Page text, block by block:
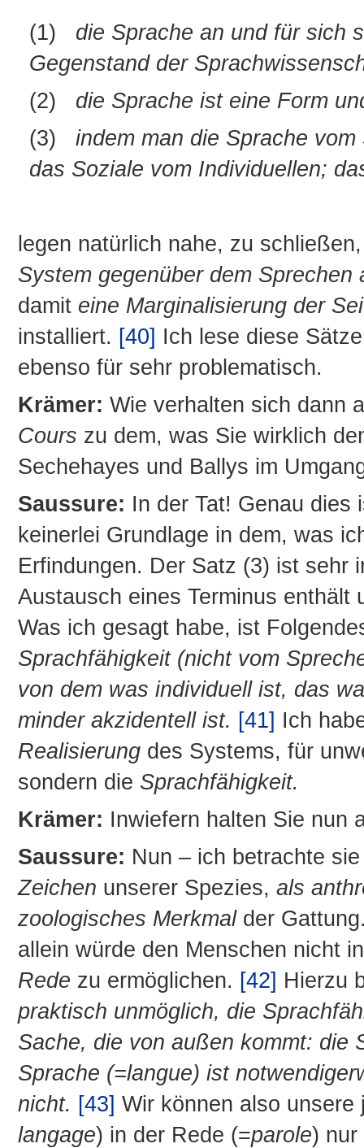
(1) die Sprache an und für sich
Gegenstand der
(2) die Sprache ist eine Form
(3) indem man die Sprache
das Soziale vom Individuellen;
legen natürlich nahe, zu
System gegenüber dem Sprechen
damit eine Marginalisierung der
installiert. [40] Ich lese diese
ebenso für sehr problematisch.
Krämer: Wie verhalten sich dann
Cours zu dem, was Sie wirklich
Sechehayes und Ballys im
Saussure: In der Tat! Genau dies
keinerlei Grundlage in dem, was
Erfindungen. Der Satz (3) ist sehr
Austausch eines Terminus
Was ich gesagt habe, ist
Sprachfähigkeit (nicht vom
von dem was individuell ist, das
minder akzidentell ist. [41] Ich
Realisierung des Systems, für
sondern die Sprachfähigkeit.
Krämer: Inwiefern halten Sie nun
Saussure: Nun – ich betrachte
Zeichen unserer Spezies, als
zoologisches Merkmalder
allein würde den Menschen nicht
Rede zu ermöglichen. [42] Hierzu
praktisch unmöglich, die
Sache, die von außen kommt: die
Sprache (=langue) ist
nicht. [43] Wir können also
langage) in der Rede (=parole) nur